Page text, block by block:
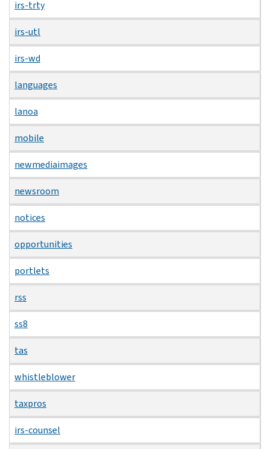
irs-trty
irs-utl
irs-wd
languages
lanoa
mobile
newmediaimages
newsroom
notices
opportunities
portlets
rss
ss8
tas
whistleblower
taxpros
irs-counsel